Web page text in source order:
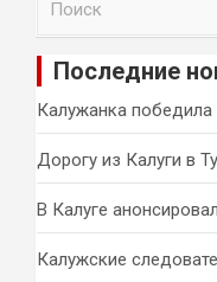
и
Последние
Калужанка победила
Дорогу из Калуги в
В Калуге
Калужские